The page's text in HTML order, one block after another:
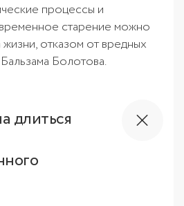
процессы и
старение можно
отказом от вредных
Болотова.
длиться